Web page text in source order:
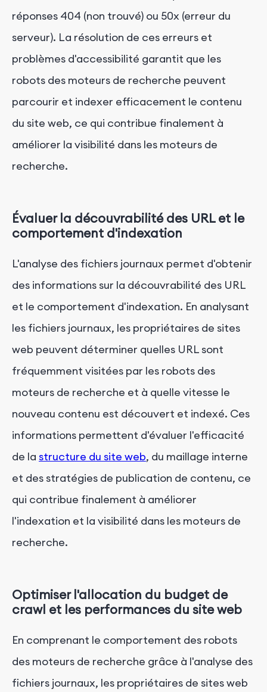
réponses 404 (non trouvé) ou 50x (erreur du
serveur). La résolution de ces erreurs et
problèmes d'accessibilité garantit que les
robots des moteurs de recherche peuvent
parcourir et indexer efficacement le contenu
du site web, ce qui contribue finalement à
améliorer la visibilité dans les moteurs de
recherche.
Évaluer la découvrabilité des URL et le
comportement d'indexation
L'analyse des fichiers journaux permet d'obtenir
des informations sur la découvrabilité des URL
et le comportement d'indexation. En analysant
les fichiers journaux, les propriétaires de sites
web peuvent déterminer quelles URL sont
fréquemment visitées par les robots des
moteurs de recherche et à quelle vitesse le
nouveau contenu est découvert et indexé. Ces
informations permettent d'évaluer l'efficacité
de la structure du site web, du maillage interne
et des stratégies de publication de contenu, ce
qui contribue finalement à améliorer
l'indexation et la visibilité dans les moteurs de
recherche.
Optimiser l'allocation du budget de
crawl et les performances du site web
En comprenant le comportement des robots
des moteurs de recherche grâce à l'analyse des
fichiers journaux, les propriétaires de sites web